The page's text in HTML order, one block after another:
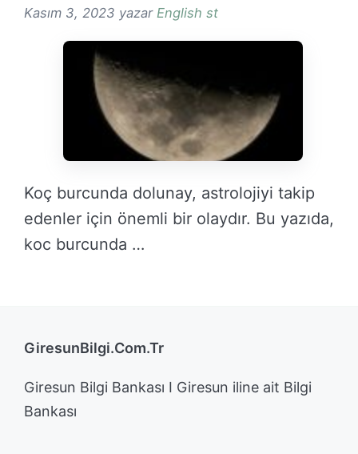
Kasım 3, 2023 yazar English st
Koç burcunda dolunay, astrolojiyi takip
edenler için önemli bir olaydır. Bu yazıda,
koc burcunda …
GiresunBilgi.Com.Tr
Giresun Bilgi Bankası I Giresun iline ait Bilgi
Bankası